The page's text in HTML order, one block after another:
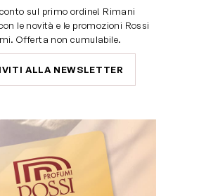
sul primo ordine! Rimani
le novità e le promozioni Rossi
Offerta non cumulabile.
ALLA NEWSLETTER